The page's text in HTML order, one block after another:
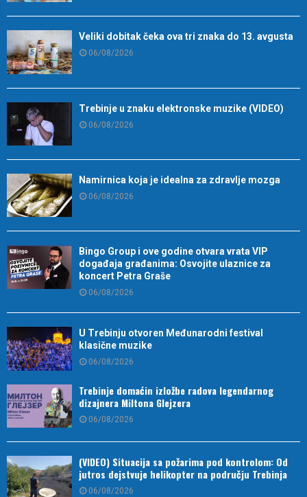
Veliki dobitak čeka ova tri znaka do 13. avgusta
06/08/2026
Trebinje u znaku elektronske muzike (VIDEO)
06/08/2026
Namirnica koja je idealna za zdravlje mozga
06/08/2026
Bingo Group i ove godine otvara vrata VIP
događaja građanima: Osvojite ulaznice za
koncert Petra Graše
06/08/2026
U Trebinju otvoren Međunarodni festival
klasične muzike
06/08/2026
Trebinje domaćin izložbe radova legendarnog
dizajnera Miltona Glejzera
06/08/2026
(VIDEO) Situacija sa požarima pod kontrolom: Od
jutros dejstvuje helikopter na području Trebinja
06/08/2026